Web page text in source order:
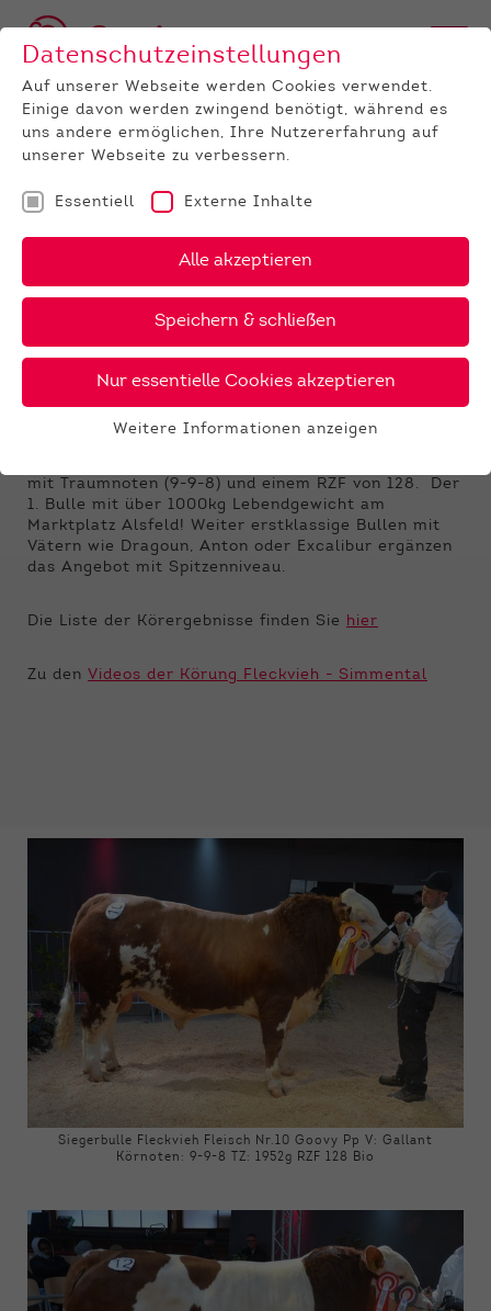
UNTERNEHMEN News
Tag 1 - Die Auktion: Körung
Fleckvieh Simmental
Körsieger des Tages der
Fleischrinderauktionen in Alsfeld
mit Traumnoten (9-9-8) und einem RZF von 128. Der
1. Bulle mit über 1000kg Lebendgewicht am
Marktplatz Alsfeld! Weiter erstklassige Bullen mit
Vätern wie Dragoun, Anton oder Excalibur ergänzen
das Angebot mit Spitzenniveau.
Die Liste der Körergebnisse finden Sie hier
Zu den Videos der Körung Fleckvieh - Simmental
Siegerbulle Fleckvieh Fleisch Nr.10 Goovy Pp V: Gallant
Körnoten: 9-9-8 TZ: 1952g RZF 128 Bio
Datenschutzeinstellungen
Auf unserer Webseite werden Cookies verwendet.
Einige davon werden zwingend benötigt, während es
uns andere ermöglichen, Ihre Nutzererfahrung auf
unserer Webseite zu verbessern.
Essentiell Externe Inhalte
Alle akzeptieren
Speichern & schließen
Nur essentielle Cookies akzeptieren
Funktionen der Webseite benötigt. Dadurch ist
gewährleistet, dass die Webseite einwandfrei
funktioniert.
Qnetics
Laufzeit 1 Jahr
Wir verwenden auf unserer Website externe
Weitere Informationen anzeigen